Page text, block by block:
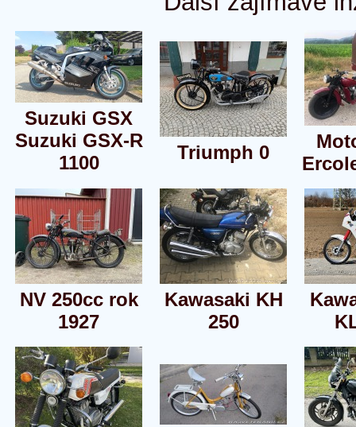
Suzuki GSX
Suzuki GSX-R
1100
Triumph 0
NV 250cc rok
1927
Kawasaki KH
250